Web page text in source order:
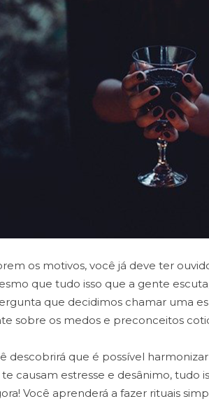
os motivos, você já deve ter
que tudo isso que a gente
que decidimos chamar uma
sobre os medos e preconceitos
descobrirá que é possível
causam estresse e desânimo, tudo
Você aprenderá a fazer rituais